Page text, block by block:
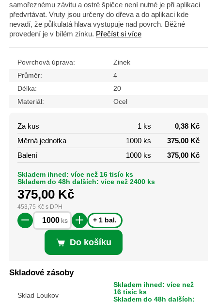
samořeznému závitu a ostré špičce není nutné je při aplikaci
předvrtávat. Vruty jsou určeny do dřeva a do aplikaci kde
nevadí, že půlkulatá hlava vystupuje nad povrch. Běžné
provedení je v bílém zinku. Přečíst si více
Povrchová úprava:
Zinek
Průměr:
4
Délka:
20
Materiál:
Ocel
Za kus 1 ks
0,38 Kč
Měrná jednotka
1000 ks
375,00 Kč
Balení
1000 ks 375,00 Kč
Skladem ihned: více než 16 tisíc ks
Skladem do 48h dalších: více než 2400 ks
375,00 Kč
453,75 Kčs DPH
ks + 1 bal.
Do košíku
Skladové zásoby
Sklad Loukov
Skladem ihned: více než
16 tisíc ks
Skladem do 48h dalších: